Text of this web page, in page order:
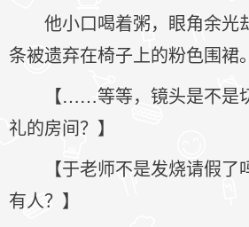
他小口喝着粥，眼角余光
条被遗弃在椅子上的粉色围裙。
【……等等，镜头是不是
礼的房间？】
【于老师不是发烧请假
有人？】